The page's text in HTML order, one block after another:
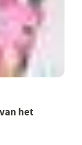
het